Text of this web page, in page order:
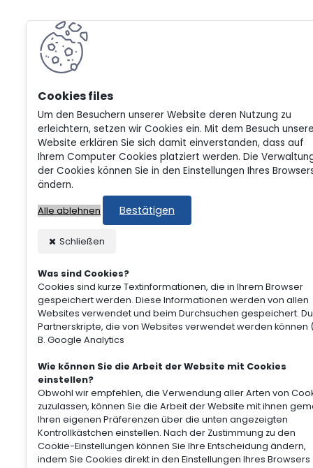
Um den Besuchern unserer Website deren Nutzung zu
erleichtern, setzen wir Cookies ein. Mit dem Besuch
Website erklären Sie sich damit einverstanden, dass auf
Ihrem Computer Cookies platziert werden. Die
der Cookies können Sie in den Einstellungen Ihres
ändern.
Alle ablehnen Bestätigen
Schließen
Was sind Cookies?
Cookies sind kurze Textinformationen, die in Ihrem Browser
gespeichert werden. Diese Informationen werden von allen
Websites verwendet und beim Durchsuchen gespeichert.
Partnerskripte, die von Websites verwendet werden können
B. Google Analytics
Wie können Sie die Arbeit der Website mit Cookies
einstellen?
Obwohl wir empfehlen, die Verwendung aller Arten von
zuzulassen, können Sie die Arbeit der Website mit ihnen
Ihren eigenen Präferenzen über die unten angezeigten
Kontrollkästchen einstellen. Nach der Zustimmung zu den
Cookie-Einstellungen können Sie Ihre Entscheidung ändern,
indem Sie Cookies direkt in den Einstellungen Ihres Browsers